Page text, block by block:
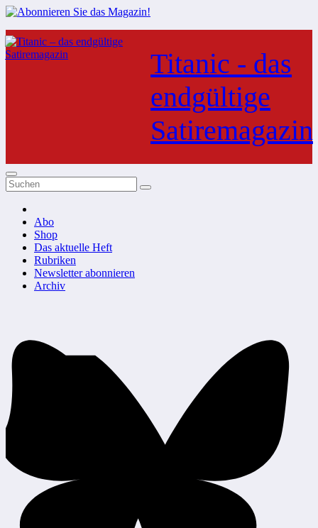
Zum
Inhalt
springen
Titanic - das
endgültige
Satiremagazin
Abo
Shop
Das aktuelle Heft
Rubriken
Newsletter abonnieren
Archiv